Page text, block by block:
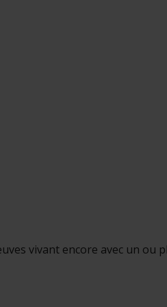
vivant encore avec un ou